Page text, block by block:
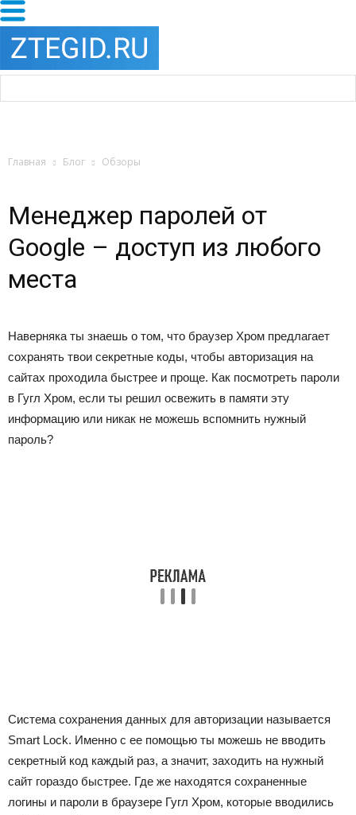
Главная Блог Обзоры
Менеджер паролей от
Google – доступ из любого
места
Наверняка ты знаешь о том, что браузер Хром предлагает
сохранять твои секретные коды, чтобы авторизация на
сайтах проходила быстрее и проще. Как посмотреть пароли
в Гугл Хром, если ты решил освежить в памяти эту
информацию или никак не можешь вспомнить нужный
пароль?
Система сохранения данных для авторизации называется
Smart Lock. Именно с ее помощью ты можешь не вводить
секретный код каждый раз, а значит, заходить на нужный
сайт гораздо быстрее. Где же находятся сохраненные
логины и пароли в браузере Гугл Хром, которые вводились